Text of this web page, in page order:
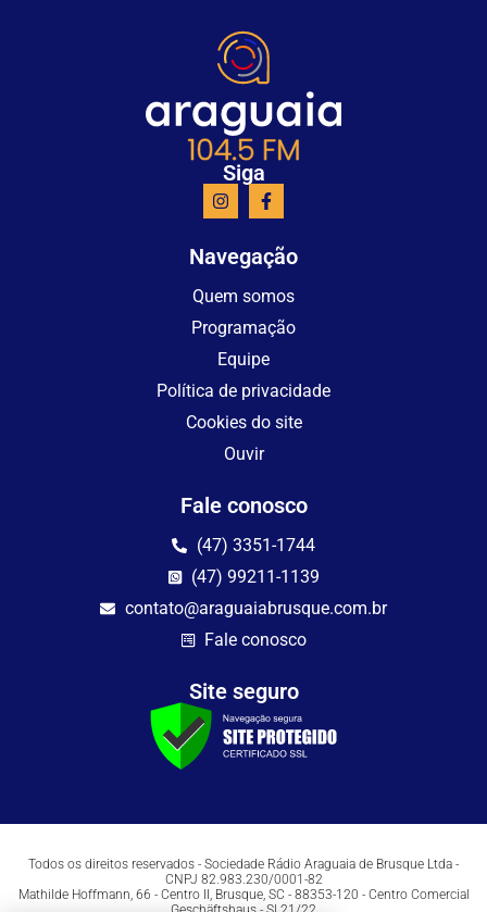
Siga
Navegação
Quem somos
Programação
Equipe
Política de privacidade
Cookies do site
Ouvir
Fale conosco
(47) 3351-1744
(47) 99211-1139
contato@araguaiabrusque.com.br
Fale conosco
Site seguro
Todos os direitos reservados - Sociedade Rádio Araguaia de Brusque Ltda -
CNPJ 82.983.230/0001-82
Mathilde Hoffmann, 66 - Centro II, Brusque, SC - 88353-120 - Centro Comercial